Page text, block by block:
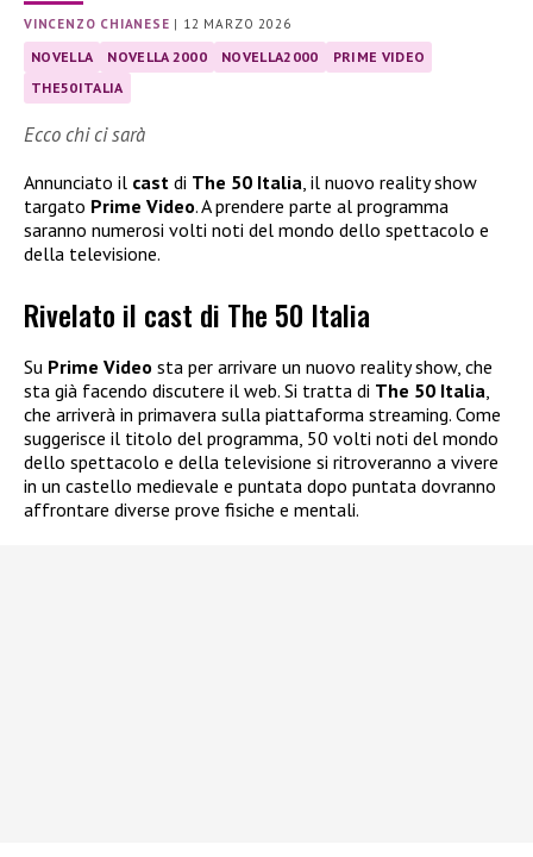
VINCENZO CHIANESE | 12 MARZO 2026
NOVELLA NOVELLA 2000 NOVELLA2000
PRIME VIDEO
THE50ITALIA
Ecco chi ci sarà
Annunciato il cast di The 50 Italia, il nuovo reality show
targato Prime Video. A prendere parte al programma
saranno numerosi volti noti del mondo dello spettacolo e
della televisione.
Rivelato il cast di The 50 Italia
Su Prime Video sta per arrivare un nuovo reality show, che
sta già facendo discutere il web. Si tratta di The 50 Italia
che arriverà in primavera sulla piattaforma streaming. Come
suggerisce il titolo del programma, 50 volti noti del mondo
dello spettacolo e della televisione si ritroveranno a vivere
in un castello medievale e puntata dopo puntata dovranno
affrontare diverse prove fisiche e mentali.